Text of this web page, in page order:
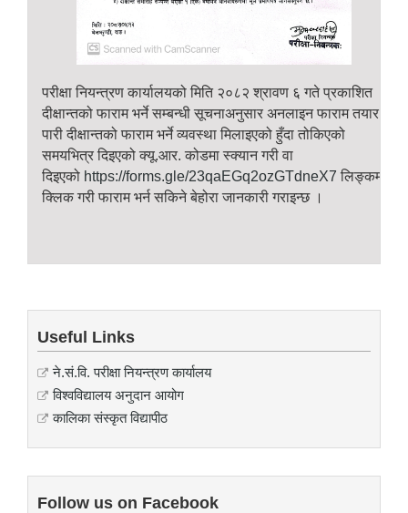
परीक्षा नियन्त्रण कार्यालयको मिति २०८२ श्रावण ६ गते प्रकाशित
दीक्षान्तको फाराम भर्ने सम्बन्धी सूचनाअनुसार अनलाइन फाराम तयार
पारी दीक्षान्तको फाराम भर्ने व्यवस्था मिलाइएको हुँदा तोकिएको
समयभित्र दिइएको क्यू.आर. कोडमा स्क्यान गरी वा
दिइएको https://forms.gle/23qaEGq2ozGTdneX7 लिङ्कमा
क्लिक गरी फाराम भर्न सकिने बेहोरा जानकारी गराइन्छ ।
Useful Links
ने.सं.वि. परीक्षा नियन्त्रण कार्यालय
विश्वविद्यालय अनुदान आयोग
कालिका संस्कृत विद्यापीठ
Follow us on Facebook